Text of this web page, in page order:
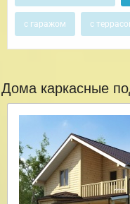
с гаражом с
Дома каркасные